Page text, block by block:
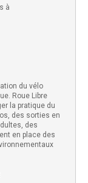
à
du vélo
Roue Libre
la pratique du
des sorties en
des
en place des